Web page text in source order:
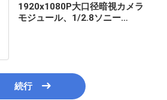
1920x1080P大口径暗視カメラ
モジュール、1/2.8ソニー
続行